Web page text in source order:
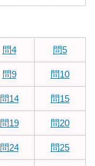
問4 問5
問9 問10
問14 問15
問19 問20
問24 問25